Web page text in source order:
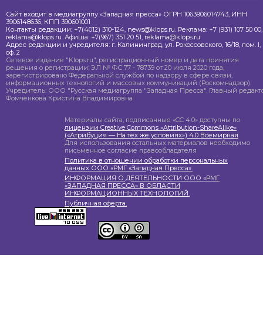
Сайт входит в медиагруппу «Западная пресса» ОГРН 1063906014743, ИНН
3906148636, КПП 390601001
Контакты редакции: +7(4012) 310-124, news@klops.ru. Реклама: +7 (931) 107 50 00,
reklama@klops.ru. Афиша: +7(967) 351 20 51, reklama@klops.ru
Адрес редакции и учредителя: г. Калининград, ул. Рокоссовского, 16/18, пом. I,
оф. 2
Сетевое издание "Klops.ru", регистрационный номер и дата принятия
решения о регистрации: ЭЛ № ФС 77 - 78739 от 20 июля 2020 года,
зарегистрировано Федеральной службой по надзору в сфере связи,
информационных технологий и массовых коммуникаций (Роскомнадзор).
Учредитель: ООО "Русская медиагруппа "Западная Пресса". Главный
Фомченкова Кристина Владимировна
Материалы сайта, подписанные «CC 4.0» доступны по
лицензии Creative Commons «Attribution-ShareAlike»
(«Атрибуция — На тех же условиях») 4.0 Всемирная
Для использования остальных материалов необходимо
письменное согласие правообладателя
Политика в отношении обработки персональных
данных ООО «РМГ «Западная Пресса».
ИНФОРМАЦИЯ О ДЕЯТЕЛЬНОСТИ ООО «РМГ
«ЗАПАДНАЯ ПРЕССА» В ОБЛАСТИ
ИНФОРМАЦИОННЫХ ТЕХНОЛОГИЙ.
Публичная оферта.